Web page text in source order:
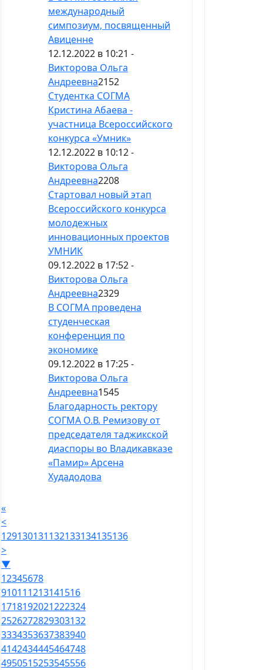
международный
симпозиум, посвященный
Авиценне
12.12.2022 в 10:21 -
Викторова Ольга
Андреевна2152
Студентка СОГМА
Кристина Абаева -
участница Всероссийского
конкурса «Умник»
12.12.2022 в 10:12 -
Викторова Ольга
Андреевна2208
Стартовал новый этап
Всероссийского конкурса
молодежных
инновационных проектов
УМНИК
09.12.2022 в 17:52 -
Викторова Ольга
Андреевна2329
В СОГМА проведена
студенческая
конференция по
экономике
09.12.2022 в 17:25 -
Викторова Ольга
Андреевна1545
Благодарность ректору
СОГМА О.В. Ремизову от
председателя таджикской
диаспоры во Владикавказе
«Памир» Арсена
Худадодова
«
<
129130131132133134135136
>
▼
12345678
910111213141516
1718192021222324
2526272829303132
3334353637383940
4142434445464748
4950515253545556